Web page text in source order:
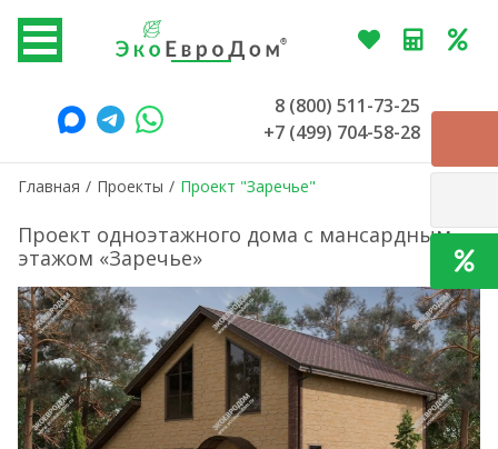
8 (800) 511-73-25
+7 (499) 704-58-28
Главная / Проекты / Проект "Заречье"
Проект одноэтажного дома с мансардным
этажом «Заречье»